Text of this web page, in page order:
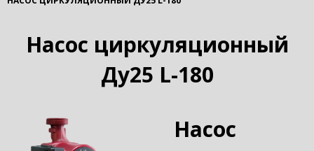
Насос циркуляционный
Ду25 L-180
Насос